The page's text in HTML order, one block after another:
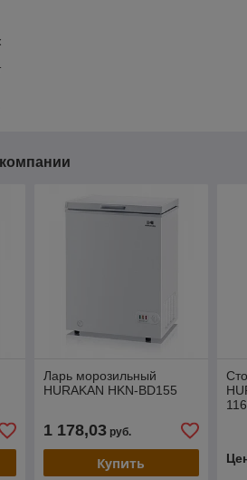
Ларь морозильный
HURAKAN HKN-BD155
1 178,03руб.
Купить